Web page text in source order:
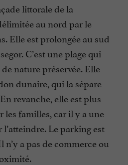
littorale de la
au nord par le
Elle est prolongée au sud
C’est une plage qui
nature préservée. Elle
dunaire, qui la sépare
revanche, elle est plus
les familles, car il y a une
Le parking est
n’y a pas de commerce ou